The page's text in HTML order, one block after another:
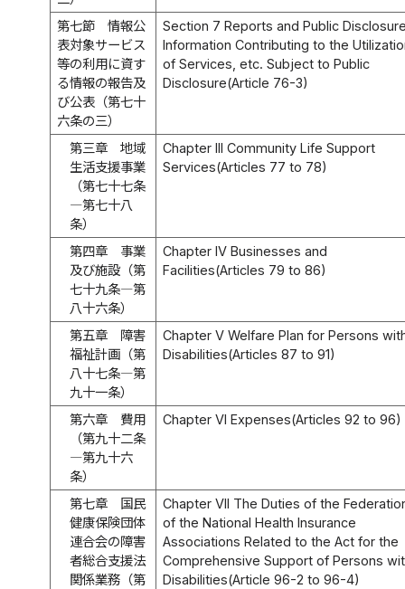
第七節 情報公
表対象サービス
等の利用に資す
る情報の報告及
び公表（第七十
六条の三）
Section 7 Reports and Public
Information Contributing to the
of Services, etc. Subject to Public
Disclosure(Article 76-3)
第三章 地域
生活支援事業
（第七十七条
―第七十八
条）
Chapter III Community Life Support
Services(Articles 77 to 78)
第四章 事業
及び施設（第
七十九条―第
八十六条）
Chapter IV Businesses and
Facilities(Articles 79 to 86)
第五章 障害
福祉計画（第
八十七条―第
九十一条）
Chapter V Welfare Plan for Persons
Disabilities(Articles 87 to 91)
第六章 費用
（第九十二条
―第九十六
条）
Chapter VI Expenses(Articles 92 to 96)
第七章 国民
健康保険団体
連合会の障害
者総合支援法
関係業務（第
Chapter VII The Duties of the
of the National Health Insurance
Associations Related to the Act for the
Comprehensive Support of Persons
Disabilities(Article 96-2 to 96-4)